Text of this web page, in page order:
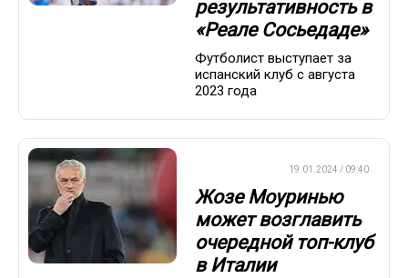
результативность в
«Реале Сосьедаде»
Футболист выступает за
испанский клуб с августа
2023 года
19.01.2024 / 09:40
Жозе Моуринью
может возглавить
очередной топ-клуб
в Италии